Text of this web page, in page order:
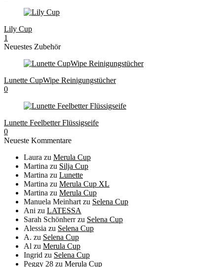
Lily Cup
1
Neuestes Zubehör
Lunette CupWipe Reinigungstücher
0
Lunette Feelbetter Flüssigseife
0
Neueste Kommentare
Laura zu Merula Cup
Martina zu Silja Cup
Martina zu Lunette
Martina zu Merula Cup XL
Martina zu Merula Cup
Manuela Meinhart zu Selena Cup
Ani zu LATESSA
Sarah Schönherrzu Selena Cup
Alessia zu Selena Cup
A. zu Selena Cup
Al zu Merula Cup
Ingrid zu Selena Cup
Peggy 28 zu Merula Cup